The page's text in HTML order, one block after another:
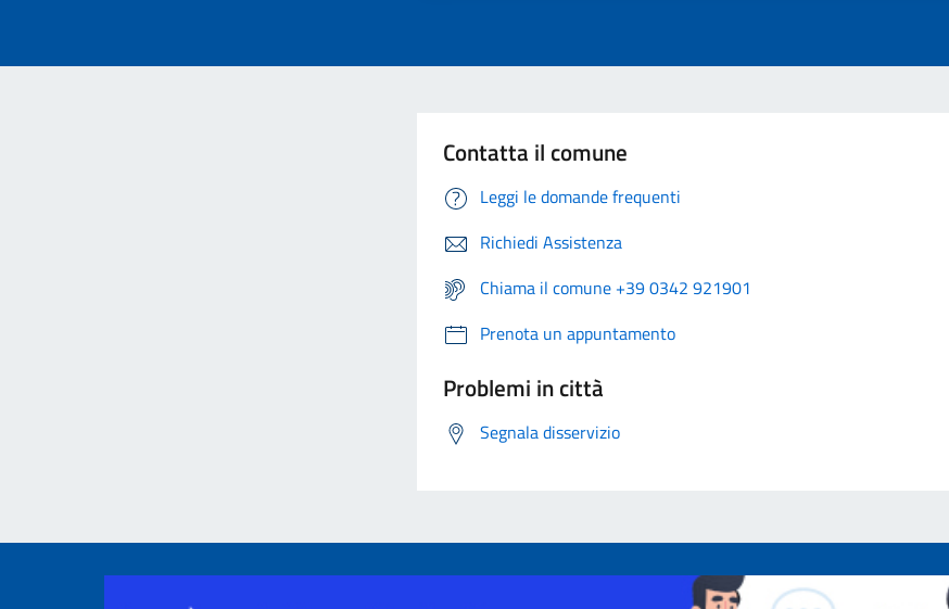
Contatta il comune
Leggi le domande frequenti
Richiedi Assistenza
Chiama il comune +39 0342 921901
Prenota un appuntamento
Problemi in città
Segnala disservizio